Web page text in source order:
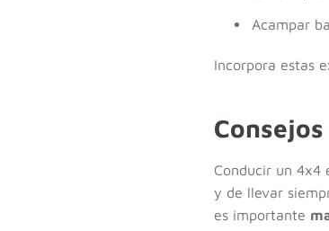
Acampar
Incorpora estas
Conducir un 4x4
y de llevar
es importante